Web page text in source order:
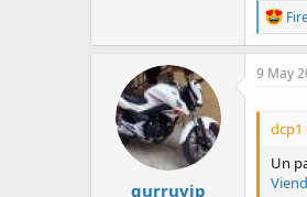
R
e
a
c
t
n
:
gurruvip
9 May
dcp1
Un